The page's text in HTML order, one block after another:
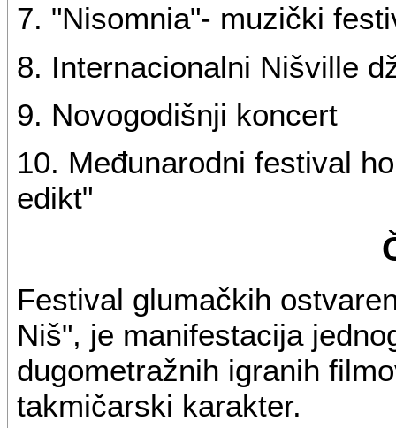
7. "Nisomnia"- muzički
8. Internacionalni Nišville
9. Novogodišnji koncert
10. Međunarodni festival
edikt"
Festival glumačkih
Niš", je manifestacija
dugometražnih igranih
takmičarski karakter.